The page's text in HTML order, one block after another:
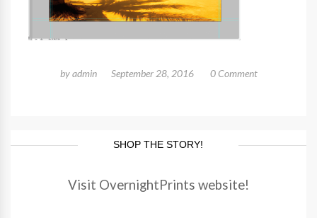
byadmin September 28, 2016 0 Comment
SHOP THE STORY!
Visit OvernightPrints website!